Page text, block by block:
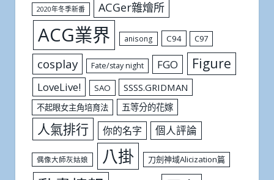
2019年冬季新番
2019年夏季新番
2019年春季新番
2019年秋季新番
2020年冬季新番 ACGer雜燴所
ACG業界 anisong C94
cosplay Fate/stay night FGO
LoveLive! SAO SSSS.GRIDMAN
不起眼女主角培育法 五等分的花嫁
人氣排行 你的名字 個人評論